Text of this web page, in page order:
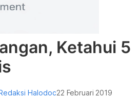
Ketahui 5
Halodoc22 Februari 2019